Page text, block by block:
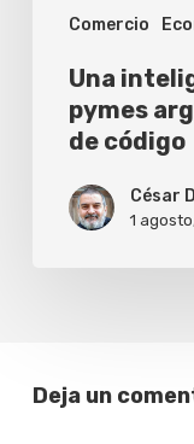
Comercio
código
Una
pymes
de código
César
1
Deja un